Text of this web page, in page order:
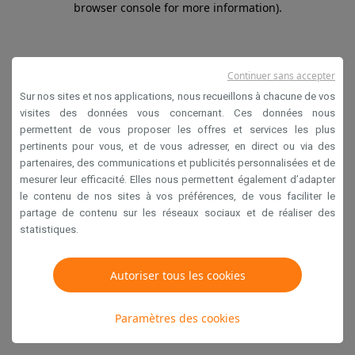
browser console for more information).
Sur nos sites et nos applications, nous recueillons à chacune de vos
visites des données vous concernant. Ces données nous
permettent de vous proposer les offres et services les plus
pertinents pour vous, et de vous adresser, en direct ou via des
partenaires, des communications et publicités personnalisées et de
mesurer leur efficacité. Elles nous permettent également d’adapter
le contenu de nos sites à vos préférences, de vous faciliter le
partage de contenu sur les réseaux sociaux et de réaliser des
statistiques.
Autoriser tous les cookies
Paramètres des cookies
Continuer sans accepter